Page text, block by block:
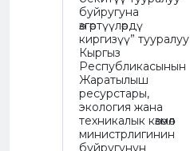
буйругуна
өзгөртүүлөрдү
киргизүү” тууралуу
Кыргыз
Республикасынын
Жаратылыш
ресурстары,
экология жана
техникалык көзөмөл
министрлигинин
буйругунун